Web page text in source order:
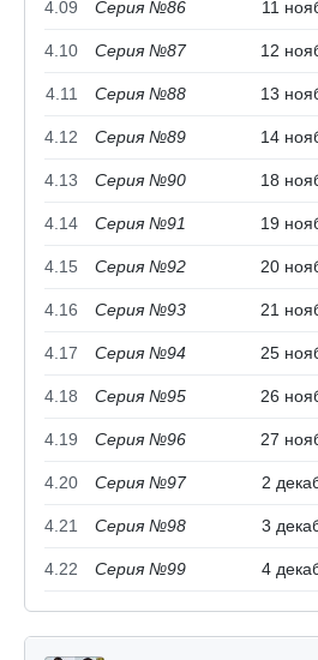
4.09 Серия №86 11
4.10 Серия №87 12
4.11 Серия №88 13
4.12 Серия №89 14
4.13 Серия №90 18
4.14 Серия №91 19
4.15 Серия №92 20
4.16 Серия №93 21
4.17 Серия №94 25
4.18 Серия №95 26
4.19 Серия №96 27
4.20 Серия №97 2
4.21 Серия №98 3
4.22 Серия №99 4